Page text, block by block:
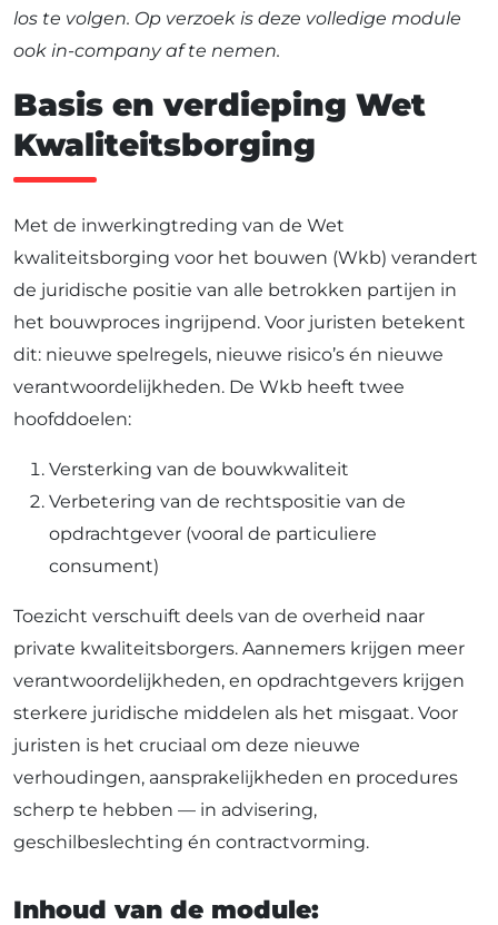
los te volgen. Op verzoek is deze volledige module
ook in-company af te nemen.
Basis en verdieping Wet
Kwaliteitsborging
Met de inwerkingtreding van de Wet
kwaliteitsborging voor het bouwen (Wkb) verandert
de juridische positie van alle betrokken partijen in
het bouwproces ingrijpend. Voor juristen betekent
dit: nieuwe spelregels, nieuwe risico’s én nieuwe
verantwoordelijkheden. De Wkb heeft twee
hoofddoelen:
Versterking van de bouwkwaliteit
Verbetering van de rechtspositie van de
opdrachtgever (vooral de particuliere
consument)
Toezicht verschuift deels van de overheid naar
private kwaliteitsborgers. Aannemers krijgen meer
verantwoordelijkheden, en opdrachtgevers krijgen
sterkere juridische middelen als het misgaat. Voor
juristen is het cruciaal om deze nieuwe
verhoudingen, aansprakelijkheden en procedures
scherp te hebben — in advisering,
geschilbeslechting én contractvorming.
Inhoud van de module: